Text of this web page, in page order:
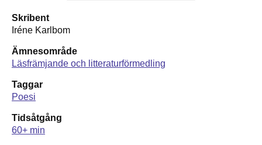
Skribent
Iréne Karlbom
Ämnesområde
Läsfrämjande och litteraturförmedling
Taggar
Poesi
Tidsåtgång
60+ min